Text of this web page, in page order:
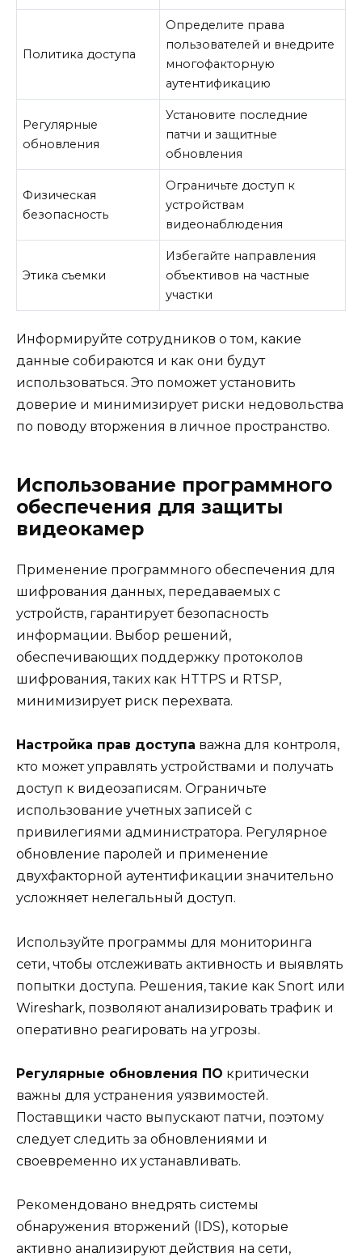
Политика доступа
Определите права
пользователей и внедрите
многофакторную
аутентификацию
Регулярные
обновления
Установите последние
патчи и защитные
обновления
Физическая
безопасность
Ограничьте доступ к
устройствам
видеонаблюдения
Этика съемки
Избегайте направления
объективов на частные
участки
Информируйте сотрудников о том, какие
данные собираются и как они будут
использоваться. Это поможет установить
доверие и минимизирует риски недовольства
по поводу вторжения в личное пространство.
Использование программного
обеспечения для защиты
видеокамер
Применение программного обеспечения для
шифрования данных, передаваемых с
устройств, гарантирует безопасность
информации. Выбор решений,
обеспечивающих поддержку протоколов
шифрования, таких как HTTPS и RTSP,
минимизирует риск перехвата.
Настройка прав доступа важна для контроля,
кто может управлять устройствами и получать
доступ к видеозаписям. Ограничьте
использование учетных записей с
привилегиями администратора. Регулярное
обновление паролей и применение
двухфакторной аутентификации значительно
усложняет нелегальный доступ.
Используйте программы для мониторинга
сети, чтобы отслеживать активность и выявлять
попытки доступа. Решения, такие как Snort или
Wireshark, позволяют анализировать трафик и
оперативно реагировать на угрозы.
Регулярные обновления ПО критически
важны для устранения уязвимостей.
Поставщики часто выпускают патчи, поэтому
следует следить за обновлениями и
своевременно их устанавливать.
Рекомендовано внедрять системы
обнаружения вторжений (IDS), которые
активно анализируют действия на сети,